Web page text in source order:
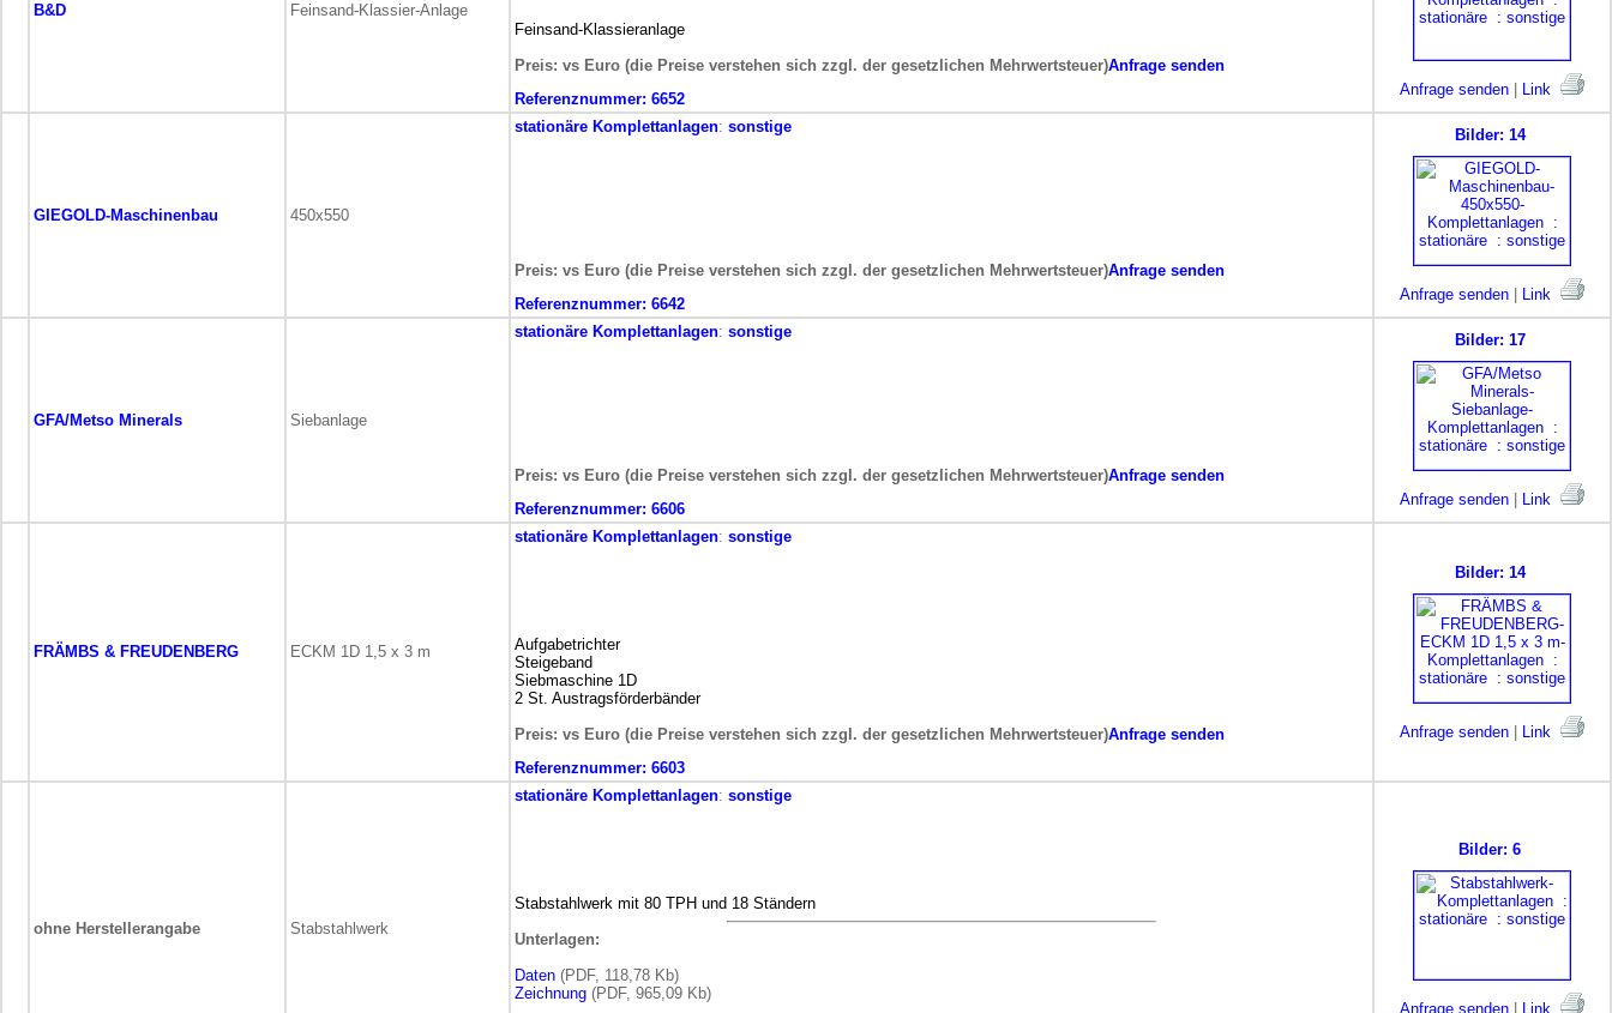
B&D Feinsand-Klassier-Anlage
Feinsand-Klassieranlage
Preis: vs Euro (die Preise verstehen sich zzgl. der gesetzlichen Mehrwertsteuer)Anfrage senden
Referenznummer: 6652
Anfrage senden Link
GIEGOLD-Maschinenbau 450x550
stationäre Komplettanlagen: sonstige
Preis: vs Euro (die Preise verstehen sich zzgl. der gesetzlichen Mehrwertsteuer)Anfrage senden
Referenznummer: 6642
Bilder: 14
Anfrage senden Link
GFA/Metso Minerals Siebanlage
stationäre Komplettanlagen: sonstige
Preis: vs Euro (die Preise verstehen sich zzgl. der gesetzlichen Mehrwertsteuer)Anfrage senden
Referenznummer: 6606
Bilder: 17
Anfrage senden Link
FRÄMBS & FREUDENBERG ECKM 1D 1,5 x 3 m
stationäre Komplettanlagen: sonstige
Aufgabetrichter
Steigeband
Siebmaschine 1D
2 St. Austragsförderbänder
Preis: vs Euro (die Preise verstehen sich zzgl. der gesetzlichen Mehrwertsteuer)Anfrage senden
Referenznummer: 6603
Bilder: 14
Anfrage senden Link
ohne Herstellerangabe Stabstahlwerk
stationäre Komplettanlagen: sonstige
Stabstahlwerk mit 80 TPH und 18 Ständern
Unterlagen:
Daten (PDF, 118,78 Kb)
Zeichnung (PDF, 965,09 Kb)
Bilder: 6
Anfrage senden Link